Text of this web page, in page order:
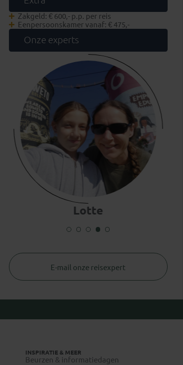
Zakgeld: € 600,- p.p. per reis
Eenpersoonskamer vanaf: € 475,-
Onze experts
Lotte
E-mail onze reisexpert
INSPIRATIE & MEER
Beurzen & informatiedagen